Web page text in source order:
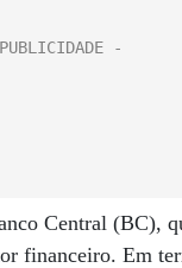
Central (BC),
financeiro. Em